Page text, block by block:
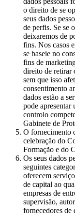
o direito de se
seus dados
de perfis. Se se
deixaremos de
fins. Nos casos
se baseie no
fins de
direito de retirar
sem que isso
consentimento
dados estão a
pode apresentar
controlo
Gabinete de
O fornecimento
celebração do
Formação e do
Os seus dados
seguintes
oferecem
de capital ao
empresas de
supervisão,
fornecedores de